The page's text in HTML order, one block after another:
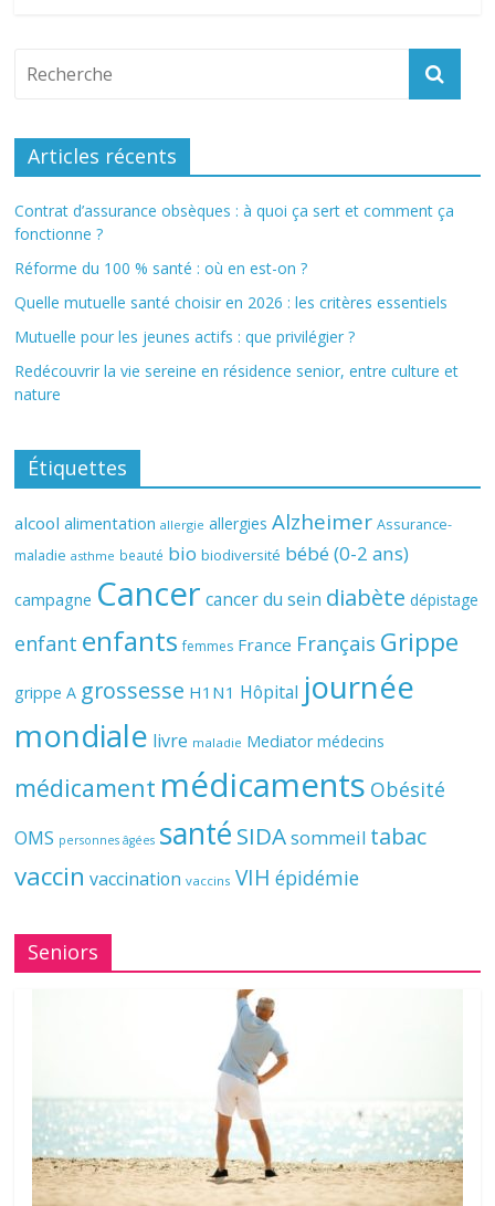
Articles récents
Contrat d’assurance obsèques : à quoi ça sert et comment ça
fonctionne ?
Réforme du 100 % santé : où en est-on ?
Quelle mutuelle santé choisir en 2026 : les critères essentiels
Mutuelle pour les jeunes actifs : que privilégier ?
Redécouvrir la vie sereine en résidence senior, entre culture et
nature
Étiquettes
alcool alimentation allergie allergies Alzheimer Assurance-
maladie asthme beauté bio biodiversité bébé (0-2 ans)
campagne Cancer cancer du sein diabète dépistage
enfant enfants femmes France Français Grippe
grippe A grossesse H1N1 Hôpital journée
mondiale livre maladie Mediator médecins
médicament médicaments Obésité
OMS personnes âgées santé SIDAsommeil tabac
vaccin vaccination vaccins VIH épidémie
Seniors